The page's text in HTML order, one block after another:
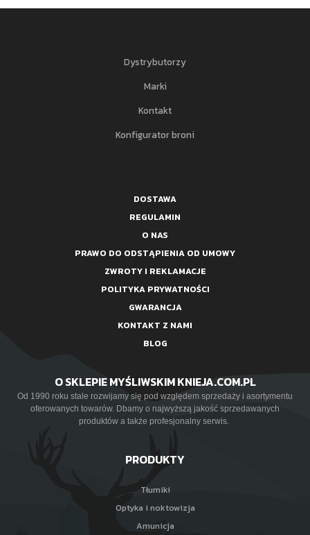
Dystrybutorzy
Marki
Kontakt
Konfigurator broni
DOSTAWA
REGULAMIN
O NAS
PRAWO DO ODSTĄPIENIA OD UMOWY
ZWROTY I REKLAMACJE
POLITYKA PRYWATNOŚCI
GWARANCJA
KONTAKT Z NAMI
BLOG
O SKLEPIE MYŚLIWSKIM KNIEJA.COM.PL
Od 1990 roku stale rozwijamy się pod względem sprzedaży i asortymentu
oferowanych towarów. Dbamy o najwyższą jakość sprzedawanych
produktów a także profesjonalny serwis.
PRODUKTY
Tłumiki
Optyka i noktowizja
Amunicja